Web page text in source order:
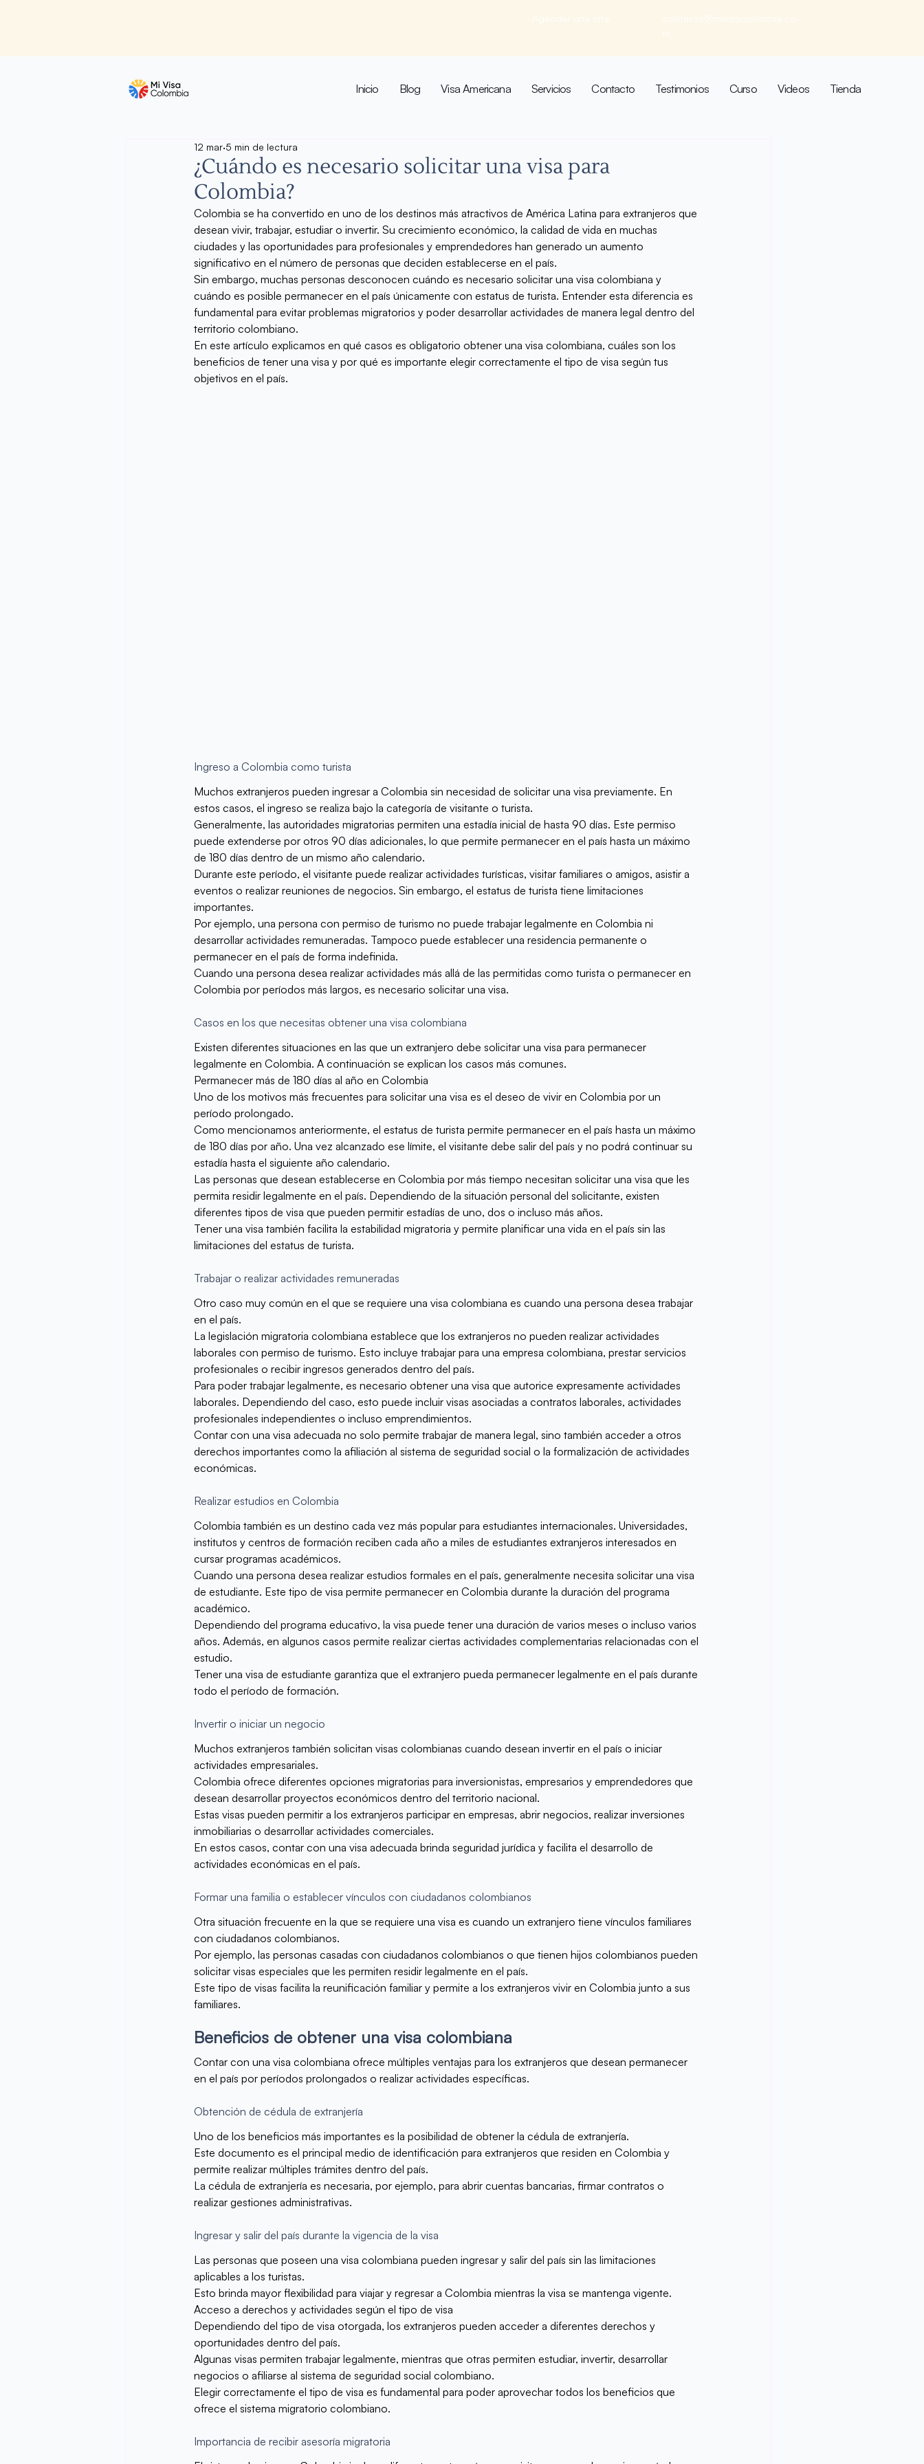
¿Cuándo es necesario solicitar una visa para
Colombia?
12 mar 5 min de lectura
Colombia se ha convertido en uno de los destinos más atractivos de América Latina para extranjeros que
desean vivir, trabajar, estudiar o invertir. Su crecimiento económico, la calidad de vida en muchas
ciudades y las oportunidades para profesionales y emprendedores han generado un aumento
significativo en el número de personas que deciden establecerse en el país.
Sin embargo, muchas personas desconocen cuándo es necesario solicitar una visa colombiana y
cuándo es posible permanecer en el país únicamente con estatus de turista. Entender esta diferencia es
fundamental para evitar problemas migratorios y poder desarrollar actividades de manera legal dentro del
territorio colombiano.
En este artículo explicamos en qué casos es obligatorio obtener una visa colombiana, cuáles son los
beneficios de tener una visa y por qué es importante elegir correctamente el tipo de visa según tus
objetivos en el país.
Ingreso a Colombia como turista
Muchos extranjeros pueden ingresar a Colombia sin necesidad de solicitar una visa previamente. En
estos casos, el ingreso se realiza bajo la categoría de visitante o turista.
Generalmente, las autoridades migratorias permiten una estadía inicial de hasta 90 días. Este permiso
puede extenderse por otros 90 días adicionales, lo que permite permanecer en el país hasta un máximo
de 180 días dentro de un mismo año calendario.
Durante este período, el visitante puede realizar actividades turísticas, visitar familiares o amigos, asistir a
eventos o realizar reuniones de negocios. Sin embargo, el estatus de turista tiene limitaciones
importantes.
Por ejemplo, una persona con permiso de turismo no puede trabajar legalmente en Colombia ni
desarrollar actividades remuneradas. Tampoco puede establecer una residencia permanente o
permanecer en el país de forma indefinida.
Cuando una persona desea realizar actividades más allá de las permitidas como turista o permanecer en
Colombia por períodos más largos, es necesario solicitar una visa.
Casos en los que necesitas obtener una visa colombiana
Existen diferentes situaciones en las que un extranjero debe solicitar una visa para permanecer
legalmente en Colombia. A continuación se explican los casos más comunes.
Permanecer más de 180 días al año en Colombia
Uno de los motivos más frecuentes para solicitar una visa es el deseo de vivir en Colombia por un
período prolongado.
Como mencionamos anteriormente, el estatus de turista permite permanecer en el país hasta un máximo
de 180 días por año. Una vez alcanzado ese límite, el visitante debe salir del país y no podrá continuar su
estadía hasta el siguiente año calendario.
Las personas que desean establecerse en Colombia por más tiempo necesitan solicitar una visa que les
permita residir legalmente en el país. Dependiendo de la situación personal del solicitante, existen
diferentes tipos de visa que pueden permitir estadías de uno, dos o incluso más años.
Tener una visa también facilita la estabilidad migratoria y permite planificar una vida en el país sin las
limitaciones del estatus de turista.
Trabajar o realizar actividades remuneradas
Otro caso muy común en el que se requiere una visa colombiana es cuando una persona desea trabajar
en el país.
La legislación migratoria colombiana establece que los extranjeros no pueden realizar actividades
laborales con permiso de turismo. Esto incluye trabajar para una empresa colombiana, prestar servicios
profesionales o recibir ingresos generados dentro del país.
Para poder trabajar legalmente, es necesario obtener una visa que autorice expresamente actividades
laborales. Dependiendo del caso, esto puede incluir visas asociadas a contratos laborales, actividades
profesionales independientes o incluso emprendimientos.
Contar con una visa adecuada no solo permite trabajar de manera legal, sino también acceder a otros
derechos importantes como la afiliación al sistema de seguridad social o la formalización de actividades
económicas.
Realizar estudios en Colombia
Colombia también es un destino cada vez más popular para estudiantes internacionales. Universidades,
institutos y centros de formación reciben cada año a miles de estudiantes extranjeros interesados en
cursar programas académicos.
Cuando una persona desea realizar estudios formales en el país, generalmente necesita solicitar una visa
de estudiante. Este tipo de visa permite permanecer en Colombia durante la duración del programa
académico.
Dependiendo del programa educativo, la visa puede tener una duración de varios meses o incluso varios
años. Además, en algunos casos permite realizar ciertas actividades complementarias relacionadas con el
estudio.
Tener una visa de estudiante garantiza que el extranjero pueda permanecer legalmente en el país durante
todo el período de formación.
Invertir o iniciar un negocio
Muchos extranjeros también solicitan visas colombianas cuando desean invertir en el país o iniciar
actividades empresariales.
Colombia ofrece diferentes opciones migratorias para inversionistas, empresarios y emprendedores que
desean desarrollar proyectos económicos dentro del territorio nacional.
Estas visas pueden permitir a los extranjeros participar en empresas, abrir negocios, realizar inversiones
inmobiliarias o desarrollar actividades comerciales.
En estos casos, contar con una visa adecuada brinda seguridad jurídica y facilita el desarrollo de
actividades económicas en el país.
Formar una familia o establecer vínculos con ciudadanos colombianos
Otra situación frecuente en la que se requiere una visa es cuando un extranjero tiene vínculos familiares
con ciudadanos colombianos.
Por ejemplo, las personas casadas con ciudadanos colombianos o que tienen hijos colombianos pueden
solicitar visas especiales que les permiten residir legalmente en el país.
Este tipo de visas facilita la reunificación familiar y permite a los extranjeros vivir en Colombia junto a sus
familiares.
Beneficios de obtener una visa colombiana
Contar con una visa colombiana ofrece múltiples ventajas para los extranjeros que desean permanecer
en el país por períodos prolongados o realizar actividades específicas.
Obtención de cédula de extranjería
Uno de los beneficios más importantes es la posibilidad de obtener la cédula de extranjería.
Este documento es el principal medio de identificación para extranjeros que residen en Colombia y
permite realizar múltiples trámites dentro del país.
La cédula de extranjería es necesaria, por ejemplo, para abrir cuentas bancarias, firmar contratos o
realizar gestiones administrativas.
Ingresar y salir del país durante la vigencia de la visa
Las personas que poseen una visa colombiana pueden ingresar y salir del país sin las limitaciones
aplicables a los turistas.
Esto brinda mayor flexibilidad para viajar y regresar a Colombia mientras la visa se mantenga vigente.
Acceso a derechos y actividades según el tipo de visa
Dependiendo del tipo de visa otorgada, los extranjeros pueden acceder a diferentes derechos y
oportunidades dentro del país.
Algunas visas permiten trabajar legalmente, mientras que otras permiten estudiar, invertir, desarrollar
negocios o afiliarse al sistema de seguridad social colombiano.
Elegir correctamente el tipo de visa es fundamental para poder aprovechar todos los beneficios que
ofrece el sistema migratorio colombiano.
Importancia de recibir asesoría migratoria
Inicio Blog Visa Americana Servicios Contacto Testimonios Curso Videos Tienda